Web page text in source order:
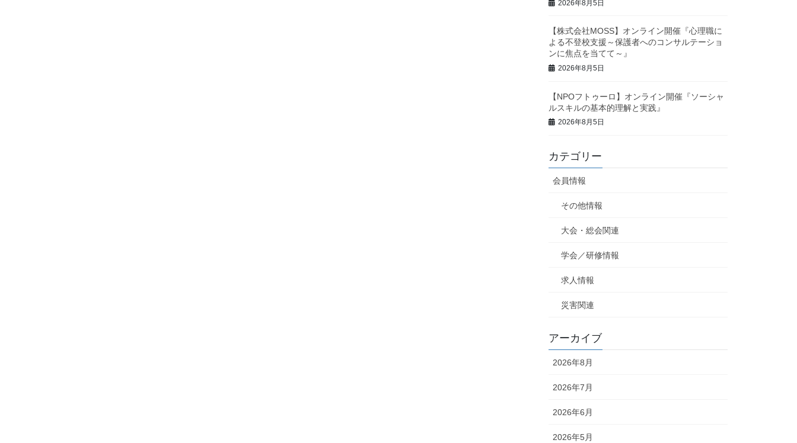
2026年8月5日
【株式会社MOSS】オンライン開催『心理職に
よる不登校支援～保護者へのコンサルテーショ
ンに焦点を当てて～』
2026年8月5日
【NPOフトゥーロ】オンライン開催『ソーシャ
ルスキルの基本的理解と実践』
2026年8月5日
カテゴリー
会員情報
その他情報
大会・総会関連
学会／研修情報
求人情報
災害関連
アーカイブ
2026年8月
2026年7月
2026年6月
2026年5月